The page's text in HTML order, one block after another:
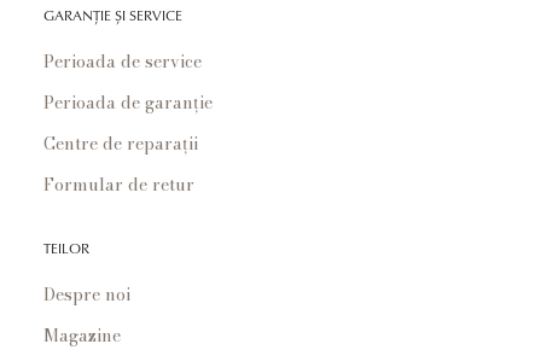
GARANȚIE ȘI SERVICE
Perioada de service
Perioada de garanție
Centre de reparații
Formular de retur
TEILOR
Despre noi
Magazine